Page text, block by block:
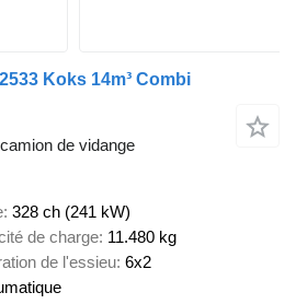
Koks 14m³ Combi
de vidange
328 ch (241 kW)
de charge 11.480 kg
de l'essieu 6x2